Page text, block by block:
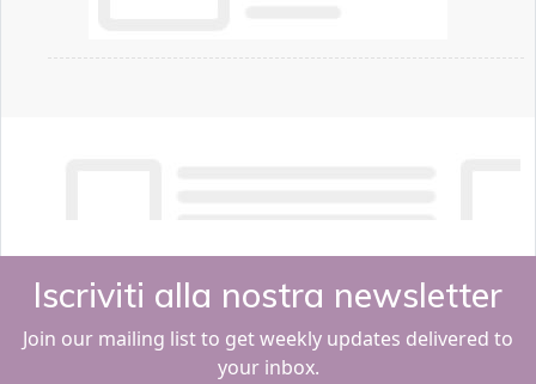
Iscriviti alla nostra newsletter
Join our mailing list to get weekly updates delivered to
your inbox.